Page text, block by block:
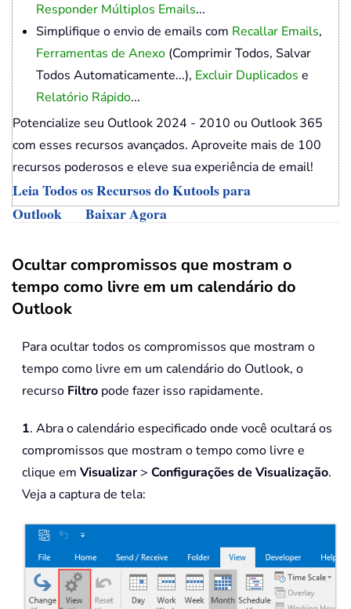
Responder Múltiplos Emails...
Simplifique o envio de emails com Recallar Emails,
Ferramentas de Anexo (Comprimir Todos, Salvar
Todos Automaticamente...), Excluir Duplicados e
Relatório Rápido...
Potencialize seu Outlook 2024 - 2010 ou Outlook 365
com esses recursos avançados. Aproveite mais de 100
recursos poderosos e eleve sua experiência de email!
Leia Todos os Recursos do Kutools para
Outlook
Baixar Agora
Ocultar compromissos que mostram o
tempo como livre em um calendário do
Outlook
Para ocultar todos os compromissos que mostram o
tempo como livre em um calendário do Outlook, o
recurso Filtro pode fazer isso rapidamente.
1. Abra o calendário especificado onde você ocultará os
compromissos que mostram o tempo como livre e
clique em Visualizar> Configurações de Visualização.
Veja a captura de tela: